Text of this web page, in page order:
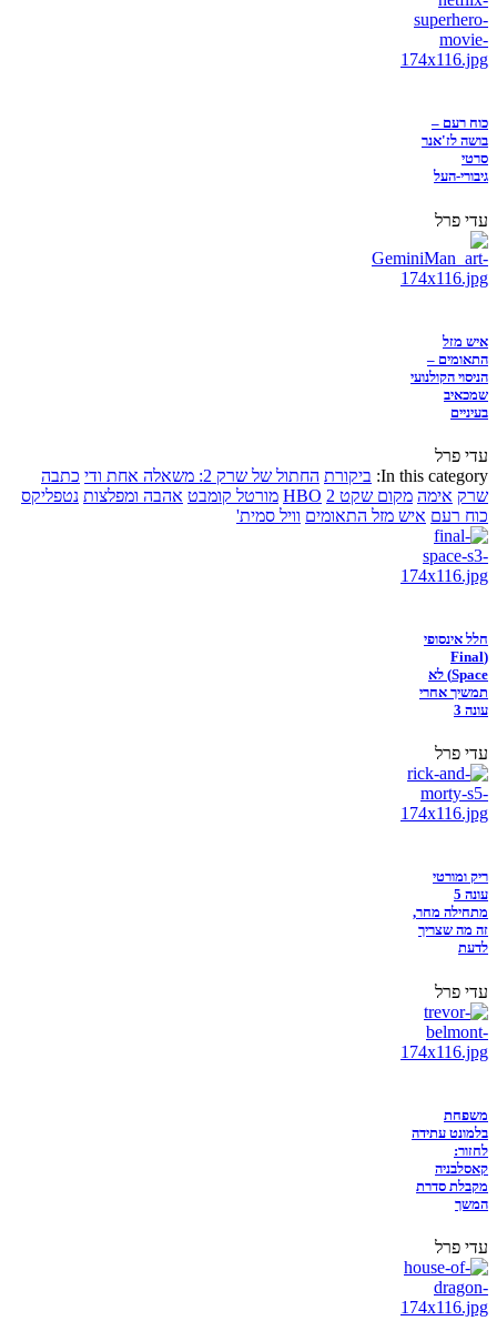
כוח רעם –
בושה לז'אנר
סרטי
גיבורי-העל
עדי פרל
איש מזל
התאומים –
הניסוי הקולנועי
שמכאיב
בעיניים
עדי פרל
In this category: ביקורת החתול של שרק 2: משאלה אחת ודי
כתבה
שרק אימה מקום שקט 2 HBO מורטל קומבט אהבה ומפלצות נטפליקס
כוח רעם איש מזל התאומים וויל סמית'
חלל אינסופי
(Final
Space) לא
תמשיך אחרי
עונה 3
עדי פרל
ריק ומורטי
עונה 5
מתחילה מחר,
זה מה שצריך
לדעת
עדי פרל
משפחת
בלמונט עתידה
לחזור:
קאסלבניה
מקבלת סדרת
המשך
עדי פרל